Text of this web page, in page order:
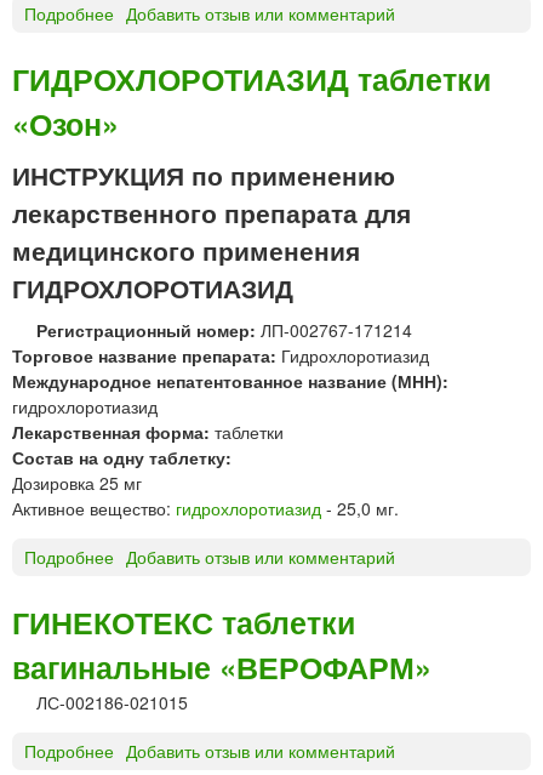
Подробнее
Н
Р
А
Л
®
р
а
т
в
о
р
д
л
я
в
р
в
е
Добавить отзыв или комментарий
ГИДРОХЛОРОТИАЗИД таблетки
«Озон»
ИНСТРУКЦИЯ по применению
лекарственного препарата для
медицинского применения
ГИДРОХЛОРОТИАЗИД
Регистрационный номер: ЛП-002767-171214
Торговое название препарата: Гидрохлоротиазид
Международное непатентованное название (МНН):
гидрохлоротиазид
Лекарственная форма: таблетки
Состав на одну таблетку:
Дозировка 25 мг
Активное вещество: гидрохлоротиазид - 25,0 мг.
Подробнее
И
Д
Р
О
Х
О
Добавить отзыв или комментарий
ГИНЕКОТЕКС таблетки
вагинальные «ВЕРОФАРМ»
ЛС-002186-021015
Подробнее Добавить отзыв или комментарий